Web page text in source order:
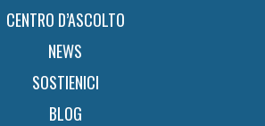
CENTRO D’ASCOLTO
NEWS
SOSTIENICI
BLOG